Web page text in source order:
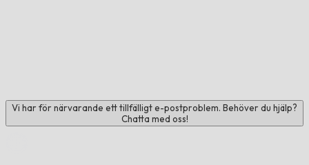
Vi har för närvarande ett tillfälligt e-postproblem. Behöver du hjälp?
Chatta med oss!